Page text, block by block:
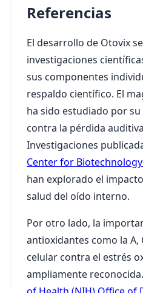
Referencias
El desarrollo de Otovix
investigaciones
sus componentes
respaldo científico. El
ha sido estudiado por
contra la pérdida
Investigaciones
Center for
han explorado el
salud del oído interno.
Por otro lado, la
antioxidantes como la A,
celular contra el estrés
ampliamente